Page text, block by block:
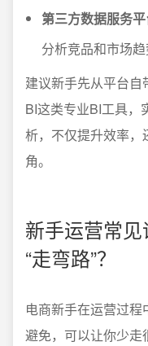
第三方数据服务平
分析竞品和市场
建议新手先从平台
BI这类专业BI工具，
析，不仅提升效率
角。
新手运营常
“走弯路”？
电商新手在运营过程
避免，可以让你少走